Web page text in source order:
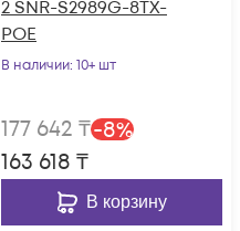
2 SNR-S2989G-8TX-
POE
В наличии: 10+ шт
177 642 ₸-8%
163 618 ₸
В корзину